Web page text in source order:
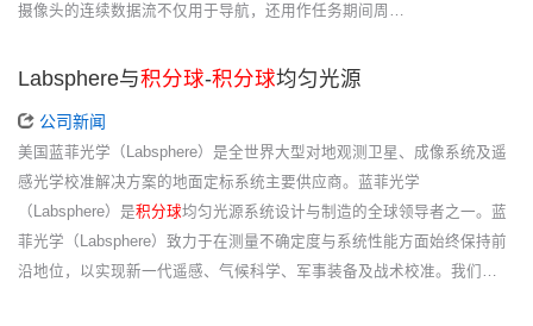
摄像头的连续数据流不仅用于导航，还用作任务期间周…
Labsphere与积分球-积分球均匀光源
公司新闻
美国蓝菲光学（Labsphere）是全世界大型对地观测卫星、成像系统及遥
感光学校准解决方案的地面定标系统主要供应商。蓝菲光学
（Labsphere）是积分球均匀光源系统设计与制造的全球领导者之一。蓝
菲光学（Labsphere）致力于在测量不确定度与系统性能方面始终保持前
沿地位，以实现新一代遥感、气候科学、军事装备及战术校准。我们…